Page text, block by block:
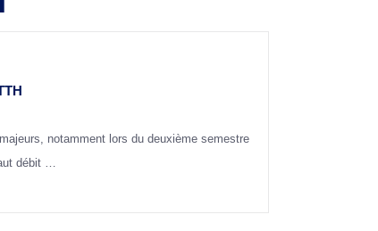
notamment lors du deuxième semestre
débit …